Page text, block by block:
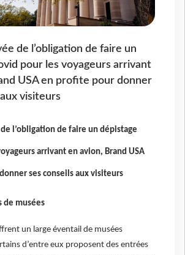
de l’obligation de faire un
pour les voyageurs arrivant
USA en profite pour donner
visiteurs
l’obligation de faire un dépistage
arrivant en avion, Brand USA
ses conseils aux visiteurs
de musées
un large éventail de musées
d’entre eux proposent des entrées